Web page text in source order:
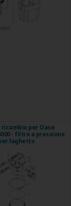
ricambio per Oase
- filtro a pressione
laghetto